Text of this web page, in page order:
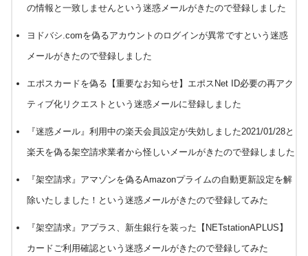
の情報と一致しませんという迷惑メールがきたので登録しました
ヨドバシ.comを偽るアカウントのログインが異常ですという迷惑
メールがきたので登録しました
エポスカードを偽る【重要なお知らせ】エポスNet ID必要の再アク
ティブ化リクエストという迷惑メールに登録しました
『迷惑メール』利用中の楽天会員設定が失効しました2021/01/28と
楽天を偽る架空請求業者から怪しいメールがきたので登録しました
『架空請求』アマゾンを偽るAmazonプライムの自動更新設定を解
除いたしました！という迷惑メールがきたので登録してみた
『架空請求』アプラス、新生銀行を装った【NETstationAPLUS】
カードご利用確認という迷惑メールがきたので登録してみた